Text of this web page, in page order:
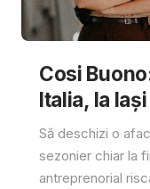
Cosi
Italia, la Iași
Să deschizi o
sezonier chiar la
antreprenorial